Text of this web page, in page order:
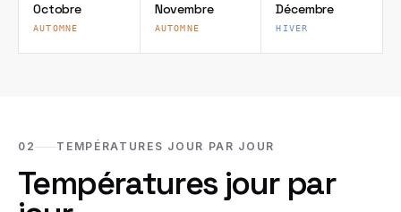
Octobre
AUTOMNE
Novembre
AUTOMNE
Décembre
HIVER
02 TEMPÉRATURES JOUR PAR JOUR
Températures jour par